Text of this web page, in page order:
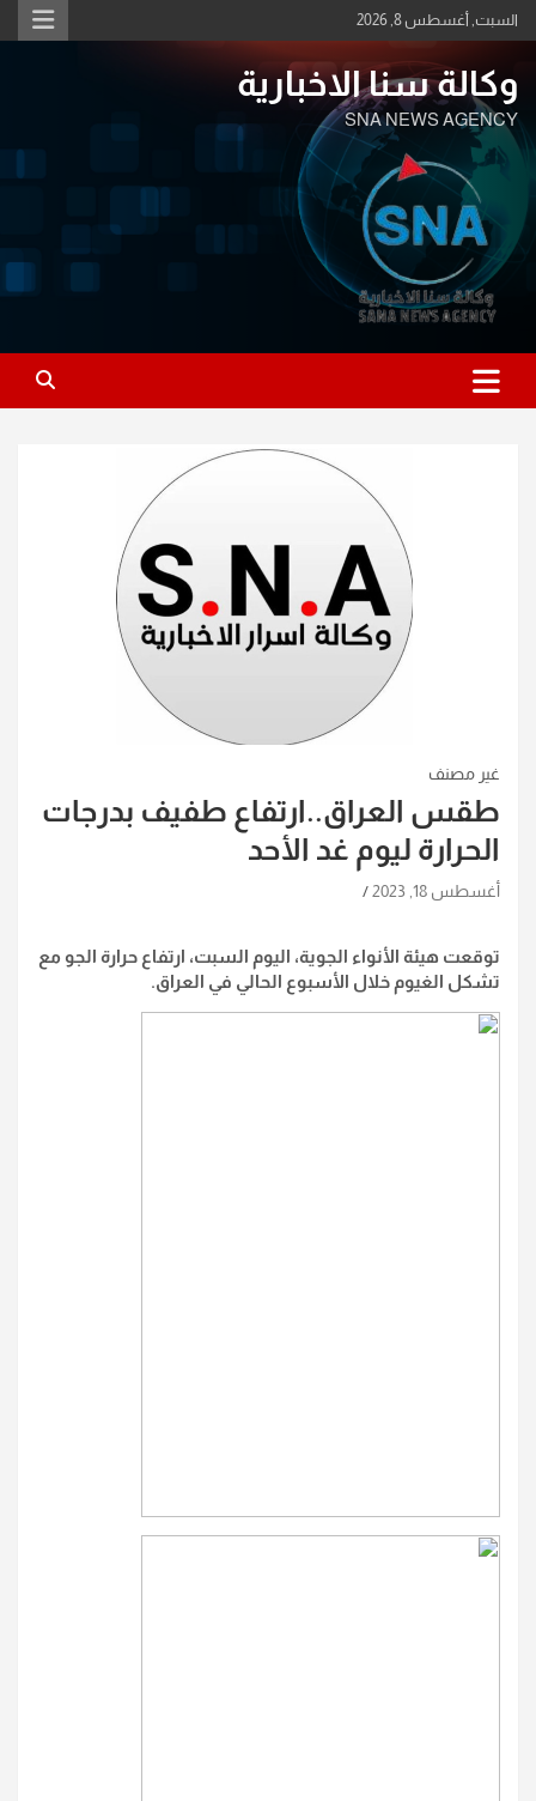
Skip
to
السبت, أغسطس 8, 2026
وكالة سنا الاخبارية
SNA NEWS AGENCY
غير مصنف
طقس العراق..ارتفاع طفيف بدرجات
الحرارة ليوم غد الأحد
أغسطس 18, 2023
توقعت هيئة الأنواء الجوية، اليوم السبت، ارتفاع حرارة الجو مع
تشكل الغيوم خلال الأسبوع الحالي في العراق.